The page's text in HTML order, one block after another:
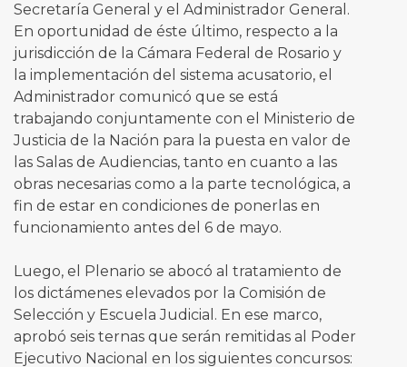
Secretaría General y el Administrador General.
En oportunidad de éste último, respecto a la
jurisdicción de la Cámara Federal de Rosario y
la implementación del sistema acusatorio, el
Administrador comunicó que se está
trabajando conjuntamente con el Ministerio de
Justicia de la Nación para la puesta en valor de
las Salas de Audiencias, tanto en cuanto a las
obras necesarias como a la parte tecnológica, a
fin de estar en condiciones de ponerlas en
funcionamiento antes del 6 de mayo.
Luego, el Plenario se abocó al tratamiento de
los dictámenes elevados por la Comisión de
Selección y Escuela Judicial. En ese marco,
aprobó seis ternas que serán remitidas al Poder
Ejecutivo Nacional en los siguientes concursos: